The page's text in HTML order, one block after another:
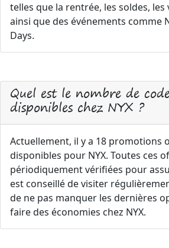
telles que la rentrée, les soldes, les
ainsi que des événements comme
Days.
Quel est le nombre de
disponibles chez NYX ?
Actuellement, il y a 18 promotions
disponibles pour NYX. Toutes ces
périodiquement vérifiées pour
est conseillé de visiter
de ne pas manquer les dernières
faire des économies chez NYX.